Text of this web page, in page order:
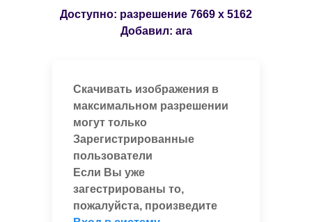
Доступно: разрешение 7669 x 5162
Добавил: ara
Скачивать изображения в
максимальном разрешении
могут только
Зарегистрированные
пользователи
Если Вы уже
загестрированы то,
пожалуйста, произведите